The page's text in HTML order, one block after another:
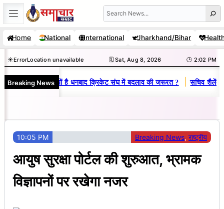
Skip
to
content
Search
Home National International Jharkhand/Bihar
☀️ErrorLocation unavailable 🗓️ Sat, Aug 8, 2026 🕒 2:02 PM
Breaking News
राज : जानें क्यों है धनबाद क्रिकेट संघ में बदलाव की जरूरत ? | सचिव शैलेंद्र
10:05 PM Breaking News, राष्ट्रीय
आयुष सुरक्षा पोर्टल की शुरुआत, भ्रामक
विज्ञापनों पर रखेगा नजर